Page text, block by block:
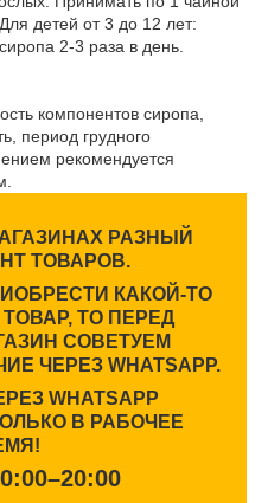
детей от 3 до 12 лет:
2-3 раза в день.
компонентов сиропа,
период грудного
рекомендуется
РАЗНЫЙ
ТОВАРОВ.
КАКОЙ-ТО
ТО ПЕРЕД
СОВЕТУЕМ
ЧЕРЕЗ WHATSAPP.
WHATSAPP
В РАБОЧЕЕ